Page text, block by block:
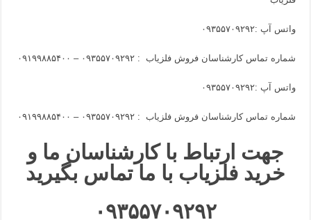
واتس آپ :۰۹۳۵۵۷۰۹۲۹۲
شماره تماس کارشناسان فروش فلزیاب :۰۹۳۵۵۷۰۹۲۹۲ – ۰۹۱۹۹۸۸۵۴۰۰
واتس آپ :۰۹۳۵۵۷۰۹۲۹۲
شماره تماس کارشناسان فروش فلزیاب :۰۹۳۵۵۷۰۹۲۹۲ – ۰۹۱۹۹۸۸۵۴۰۰
جهت ارتباط با کارشناسان ما و
خرید فلزیاب با ما تماس بگیرید
۰۹۳۵۵۷۰۹۲۹۲